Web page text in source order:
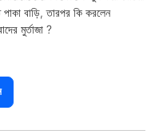
পাকা বাড়ি, তারপর কি করলেন
মুর্তাজা ?